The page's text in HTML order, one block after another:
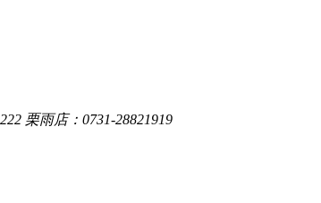
栗雨店：0731-28821919